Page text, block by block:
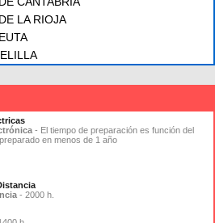
LA RIOJA
- El tiempo de preparación es función del
en menos de 1 año
- 2000 h.